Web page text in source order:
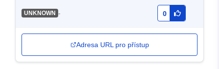
UNKNOWN - 0
Adresa URL pro přístup